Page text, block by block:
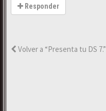
Responder
Volver a “Presenta tu DS 7.”